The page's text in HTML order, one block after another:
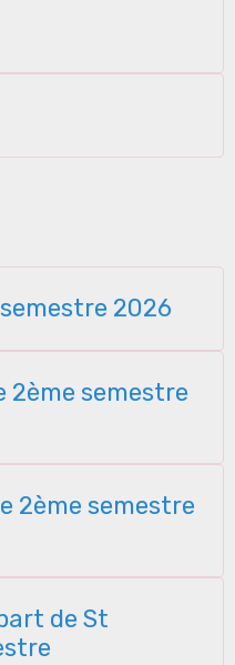
2026
2ème semestre
2ème semestre
de St